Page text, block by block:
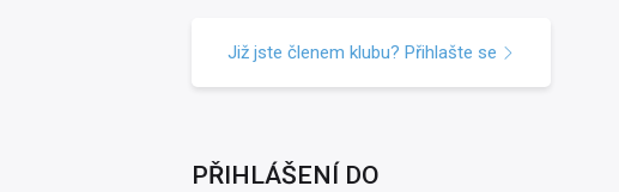
Již jste členem klubu? Přihlašte se
PŘIHLÁŠENÍ DO